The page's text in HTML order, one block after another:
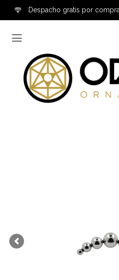
Despacho gratis por
Previous